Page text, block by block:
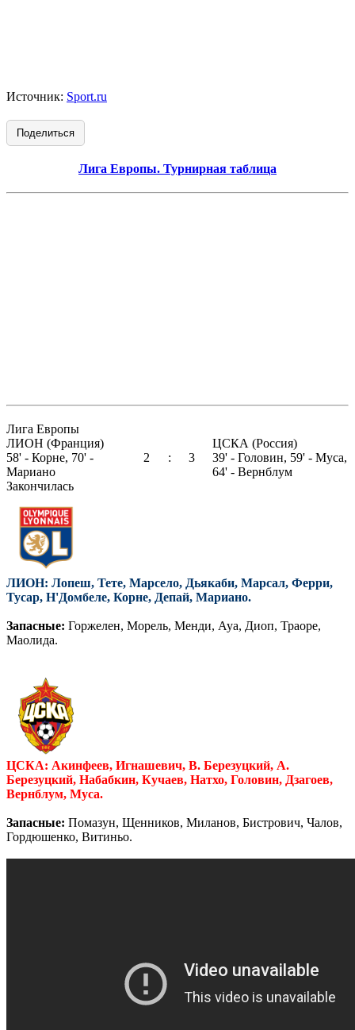
Источник: Sport.ru
Поделиться
Лига Европы. Турнирная таблица
Лига Европы
ЛИОН (Франция)
58' - Корне, 70' -
Мариано
2 : 3
ЦСКА (Россия)
39' - Головин, 59' - Муса,
64' - Вернблум
Закончилась
ЛИОН: Лопеш, Тете, Марсело, Дьякаби, Марсал, Ферри,
Тусар, Н'Домбеле, Корне, Депай, Мариано.
Запасные: Горжелен, Морель, Менди, Ауа, Диоп, Траоре,
Маолида.
ЦСКА: Акинфеев, Игнашевич, В. Березуцкий, А.
Березуцкий, Набабкин, Кучаев, Натхо, Головин, Дзагоев,
Вернблум, Муса.
Запасные: Помазун, Щенников, Миланов, Бистрович, Чалов,
Гордюшенко, Витиньо.